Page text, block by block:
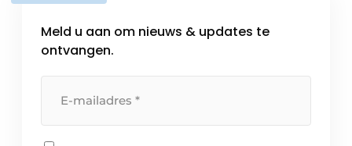
Meld u aan om nieuws & updates te
ontvangen.